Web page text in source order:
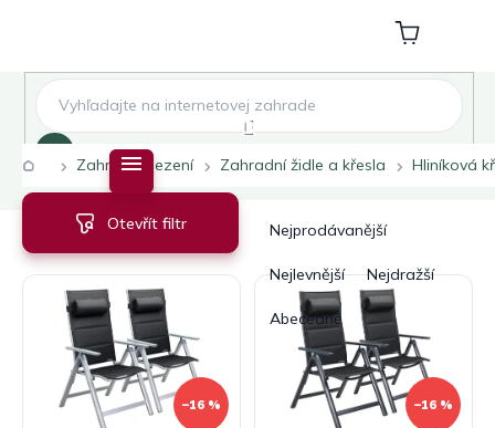
Nákupní
košík
DomůZahradní sezení Zahradní židle a křesla Hliníková
a
e
Nejprodávanější
Nejlevnější Nejdražší
Abecedně
Otevřít filtr
V
p
i
–16 % –16 %